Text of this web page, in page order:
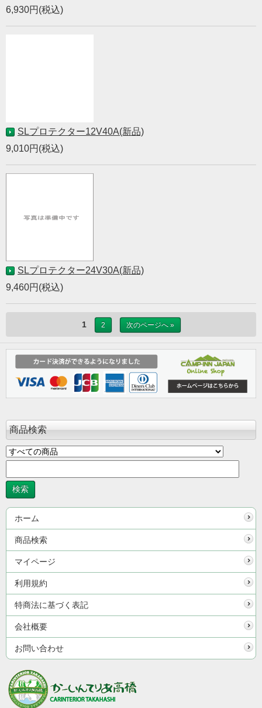
6,930円(税込)
SLプロテクター12V40A(新品)
9,010円(税込)
SLプロテクター24V30A(新品)
9,460円(税込)
1 2 次のページへ »
商品検索
ホーム
商品検索
マイページ
利用規約
特商法に基づく表記
会社概要
お問い合わせ